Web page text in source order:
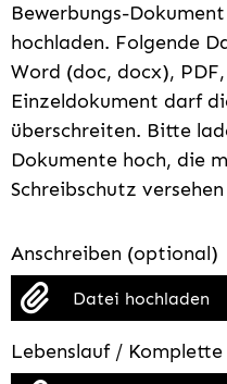
Bewerbungs-
hochladen. Folgende
Word (doc, docx), PDF,
Einzeldokument darf
überschreiten. Bitte
Dokumente hoch, die
Schreibschutz
Anschreiben (optional)
Datei hochladen
Lebenslauf /